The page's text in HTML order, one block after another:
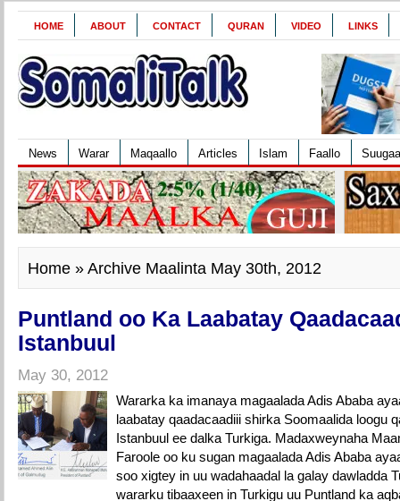
HOME ABOUT CONTACT QURAN VIDEO LINKS
News Warar Maqaallo Articles Islam Faallo
Home » Archive Maalinta May 30th, 2012
Puntland oo Ka Laabatay
Istanbuul
May 30, 2012
Wararka ka imanaya magaalada Adis Ababa
laabatay qaadacaadiii shirka Soomaalida loogu
Istanbuul ee dalka Turkiga. Madaxweynaha
Faroole oo ku sugan magaalada Adis Ababa
soo xigtey in uu wadahaadal la galay dawladda
wararku tibaaxeen in Turkigu uu Puntland ka